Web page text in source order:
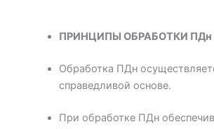
ПРИНЦИПЫ ОБРАБОТКИ ПДн
Обработка ПДн
справедливой основе.
При обработке ПДн